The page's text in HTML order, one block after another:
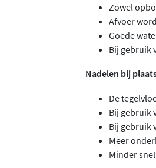
Zowel
Afvoer
Goede
Bij gebruik
Nadelen bij
De
Bij gebruik
Bij gebruik
Meer
Minder